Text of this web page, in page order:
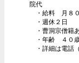
院代
・給料 月８０
・週休２日
・曹洞宗僧籍あ
・年齢 ４０歳
・詳細は電話（